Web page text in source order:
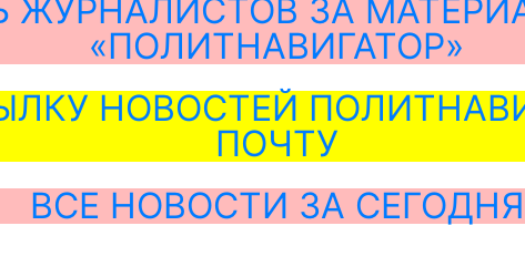
ЖУРНАЛИСТОВ ЗА
«ПОЛИТНАВИГАТОР»
НОВОСТЕЙ
ПОЧТУ
ВСЕ НОВОСТИ ЗА СЕГОДНЯ